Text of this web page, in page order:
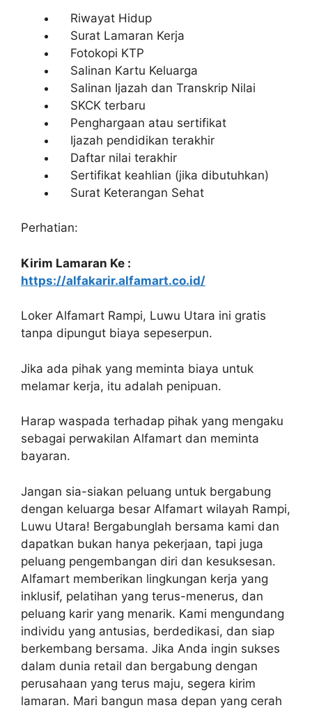
Riwayat Hidup
Surat Lamaran Kerja
Fotokopi KTP
Salinan Kartu Keluarga
Salinan Ijazah dan Transkrip Nilai
SKCK terbaru
Penghargaan atau sertifikat
Ijazah pendidikan terakhir
Daftar nilai terakhir
Sertifikat keahlian (jika dibutuhkan)
Surat Keterangan Sehat
Perhatian:
Kirim Lamaran Ke :
https://alfakarir.alfamart.co.id/
Loker Alfamart Rampi, Luwu Utara ini gratis
tanpa dipungut biaya sepeserpun.
Jika ada pihak yang meminta biaya untuk
melamar kerja, itu adalah penipuan.
Harap waspada terhadap pihak yang mengaku
sebagai perwakilan Alfamart dan meminta
bayaran.
Jangan sia-siakan peluang untuk bergabung
dengan keluarga besar Alfamart wilayah Rampi,
Luwu Utara! Bergabunglah bersama kami dan
dapatkan bukan hanya pekerjaan, tapi juga
peluang pengembangan diri dan kesuksesan.
Alfamart memberikan lingkungan kerja yang
inklusif, pelatihan yang terus-menerus, dan
peluang karir yang menarik. Kami mengundang
individu yang antusias, berdedikasi, dan siap
berkembang bersama. Jika Anda ingin sukses
dalam dunia retail dan bergabung dengan
perusahaan yang terus maju, segera kirim
lamaran. Mari bangun masa depan yang cerah